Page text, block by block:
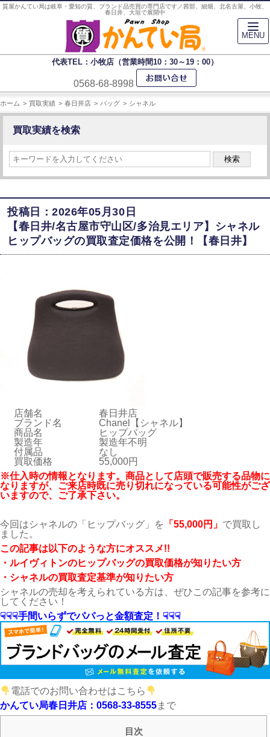
質屋かんてい局は岐阜・愛知の質、ブランド品売買の専門店です／茜部、細畑、北名古屋、小牧、
春日井、大垣で展開中
代表TEL：小牧店（営業時間10：30～19：00）
0568-68-8998
ホーム 買取実績 春日井店 バッグ シャネル
買取実績を検索
検索
投稿日：2026年05月30日
【春日井/名古屋市守山区/多治見エリア】シャネル
ヒップバッグの買取査定価格を公開！【春日井】
店舗名
春日井店
ブランド名
Chanel【シャネル】
商品名
ヒップバッグ
製造年
製造年不明
付属品
なし
買取価格
55,000円
※仕入時の情報となります。商品として店頭で販売する品物に
なりますが、ご来店時既に売り切れになっている可能性がござ
いますので、ご了承下さい。
今回はシャネルの「ヒップバッグ」を 「55,000円」 で買取し
ました。
こ の記事は以下のような方にオススメ!!
・ルイヴィトンのヒップバッグの買取価格が知りたい方
・シャネルの買取査定基準が知りたい方
シャネルの売却を考えられている方は、ぜひこの記事を参考に
してください！
☟☟☟手間いらずでパパっと金額査定！☟☟☟
電話でのお問い合わせはこちら
かんてい局春日井店：0568-33-8555まで
目次
MENU